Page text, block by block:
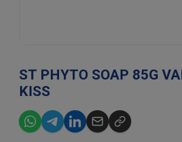
ST PHYTO SOAP 85G
KISS